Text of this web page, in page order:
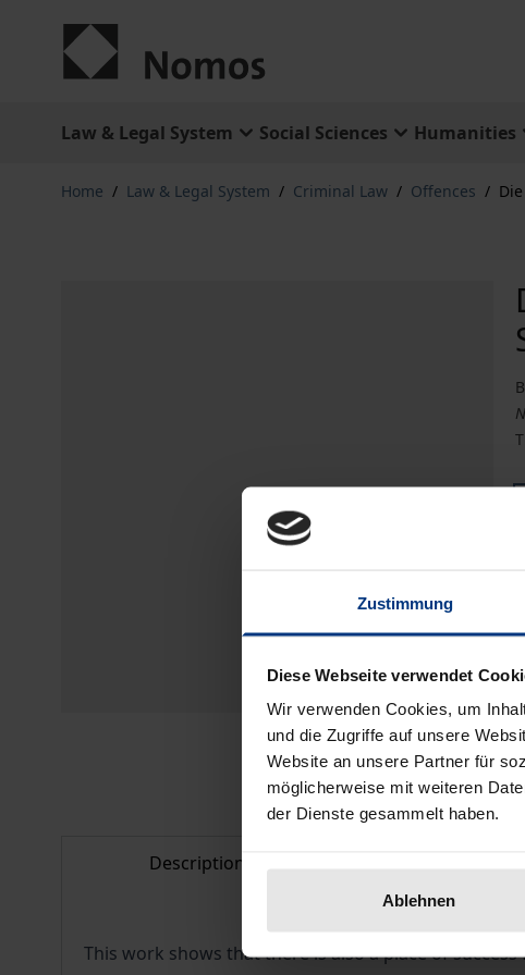
Zustimmung
Diese Webseite verwendet
Wir verwenden Cookies, um
und die Zugriffe auf unsere
Website an unsere Partner für
möglicherweise mit weiteren
der Dienste gesammelt haben.
Ablehnen
Law & Legal System Social Sciences Humanities
Home / Law & Legal System / Criminal Law / Offences /
Description
This work shows that there is also a place of